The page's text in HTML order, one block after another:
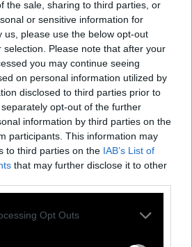
the sale, sharing to third parties, or
or sensitive information for
us, please use the below opt-out
Please note that after your
you may continue seeing
on personal information utilized by
disclosed to third parties prior to
opt-out of the further
information by third parties on the
participants. This information may
to third parties on the IAB’s List of
that may further disclose it to other
Opt Outs